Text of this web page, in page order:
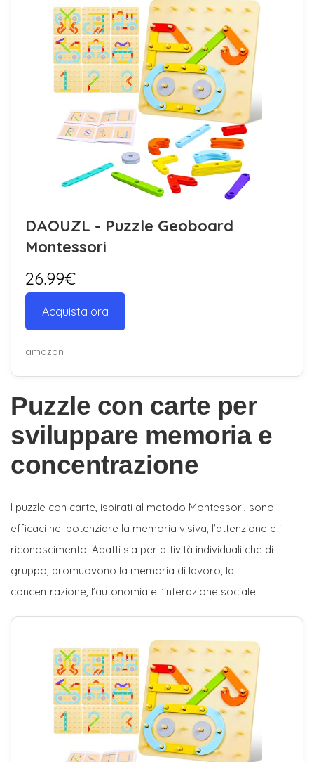
DAOUZL - Puzzle Geoboard
Montessori
26.99€
Acquista ora
amazon
Puzzle con carte per
sviluppare memoria e
concentrazione
I puzzle con carte, ispirati al metodo Montessori, sono
efficaci nel potenziare la memoria visiva, l’attenzione e il
riconoscimento. Adatti sia per attività individuali che di
gruppo, promuovono la memoria di lavoro, la
concentrazione, l’autonomia e l’interazione sociale.